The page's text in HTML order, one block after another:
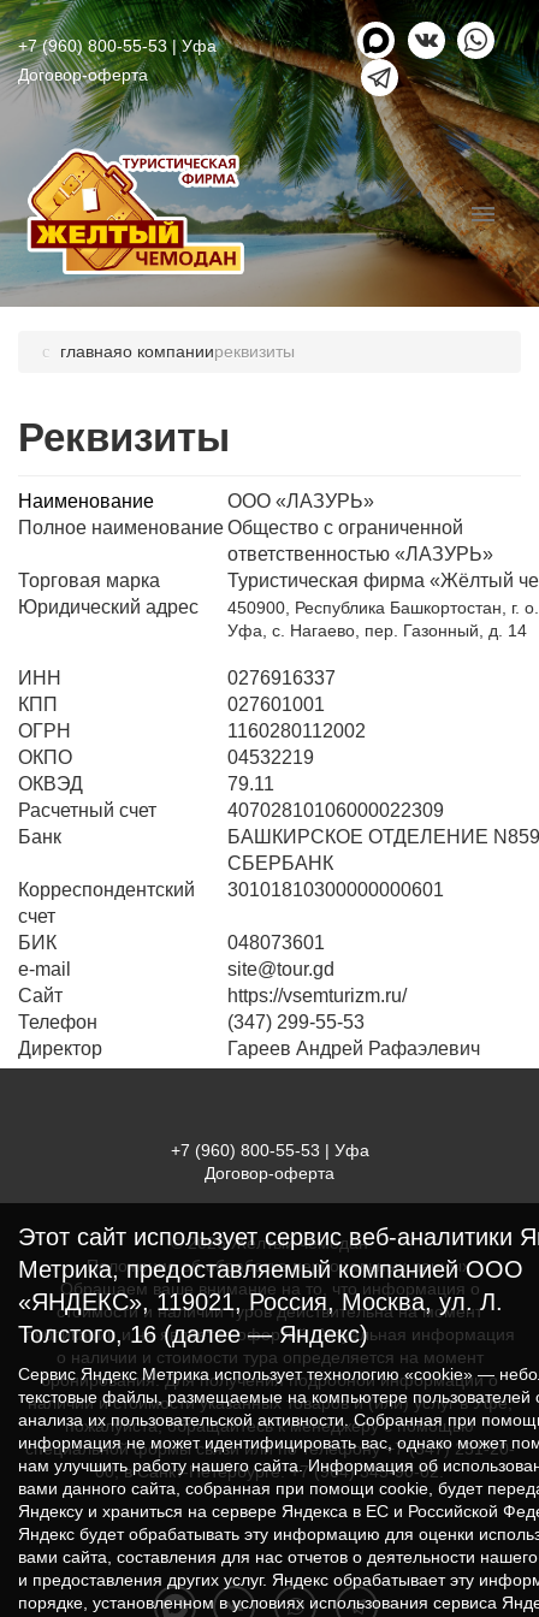
+7 (960) 800-55-53| Уфа
Договор-оферта
главнаяо компанииреквизиты
Реквизиты
Наименование
ООО «ЛАЗУРЬ»
Полное наименованиеОбщество с ограниченной
ответственностью «ЛАЗУРЬ»
Торговая марка
Туристическая фирма «Жёлтый
Юридический адрес
450900, Республика Башкортостан, г.
Уфа, с. Нагаево, пер. Газонный, д. 14
ИНН
0276916337
КПП
027601001
ОГРН
1160280112002
ОКПО
04532219
ОКВЭД
79.11
Расчетный счет
40702810106000022309
Банк
БАШКИРСКОЕ ОТДЕЛЕНИЕ
СБЕРБАНК
Корреспондентский
счет
30101810300000000601
БИК
048073601
e-mail
site@tour.gd
Сайт
https://vsemturizm.ru/
Телефон
(347) 299-55-53
Директор
Гареев Андрей Рафаэлевич
+7 (960) 800-55-53 | Уфа
Договор-оферта
© 2026 Желтый чемодан
Положение об обработке персональных данных
Обращаем ваше внимание на то, что информация о
стоимости и наличии туров действительна на момент
публикации и не является офертой. Актуальная информация
о наличии и стоимости тура определяется на момент
бронирования. Для получения подробной информации о
наличии и стоимости указанных товаров и (или) услуг в Уфе,
пожалуйста, обращайтесь к менеджеру с помощью
специальной формы связи или по телефону +7 (347) 251-20-
00; в Санкт-Петербурге: +7 (964) 345-90-02.
Этот сайт использует сервис веб-аналитики
Метрика, предоставляемый компанией ООО
«ЯНДЕКС», 119021, Россия, Москва, ул. Л.
Толстого, 16 (далее — Яндекс)
Сервис Яндекс Метрика использует технологию «cookie» —
текстовые файлы, размещаемые на компьютере пользователей
анализа их пользовательской активности. Собранная при
информация не может идентифицировать вас, однако может
нам улучшить работу нашего сайта. Информация об
вами данного сайта, собранная при помощи cookie, будет
Яндексу и храниться на сервере Яндекса в ЕС и Российской
Яндекс будет обрабатывать эту информацию для оценки
вами сайта, составления для нас отчетов о деятельности
и предоставления других услуг. Яндекс обрабатывает эту
порядке, установленном в условиях использования сервиса